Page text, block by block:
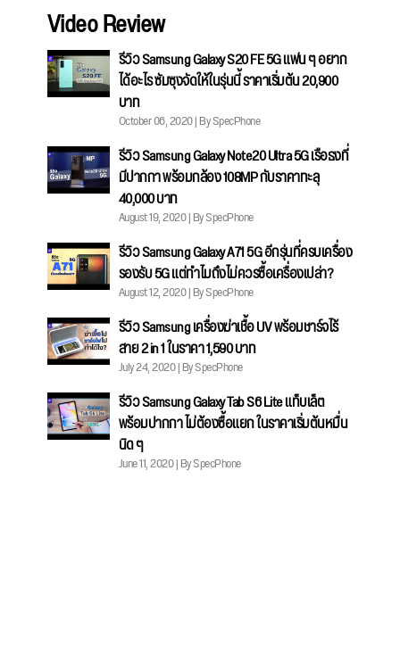
Video Review
รีวิว Samsung Galaxy S20 FE 5G แฟน ๆ อยาก
ได้อะไร ซัมซุงจัดให้ในรุ่นนี้ ราคาเริ่มต้น 20,900
บาท
October 06, 2020 | By SpecPhone
รีวิว Samsung Galaxy Note20 Ultra 5G เรือธงที่
มีปากกา พร้อมกล้อง 108MP กับราคาทะลุ
40,000 บาท
August 19, 2020 | By SpecPhone
รีวิว Samsung Galaxy A71 5G อีกรุ่นที่ครบเครื่อง
รองรับ 5G แต่ทำไมถึงไม่ควรซื้อเครื่องเปล่า?
August 12, 2020 | By SpecPhone
รีวิว Samsung เครื่องฆ่าเชื้อ UV พร้อมชาร์จไร้
สาย 2 in 1 ในราคา 1,590 บาท
July 24, 2020 | By SpecPhone
รีวิว Samsung Galaxy Tab S6 Lite แท็บเล็ต
พร้อมปากกา ไม่ต้องซื้อแยก ในราคาเริ่มต้นหมื่น
นิด ๆ
June 11, 2020 | By SpecPhone